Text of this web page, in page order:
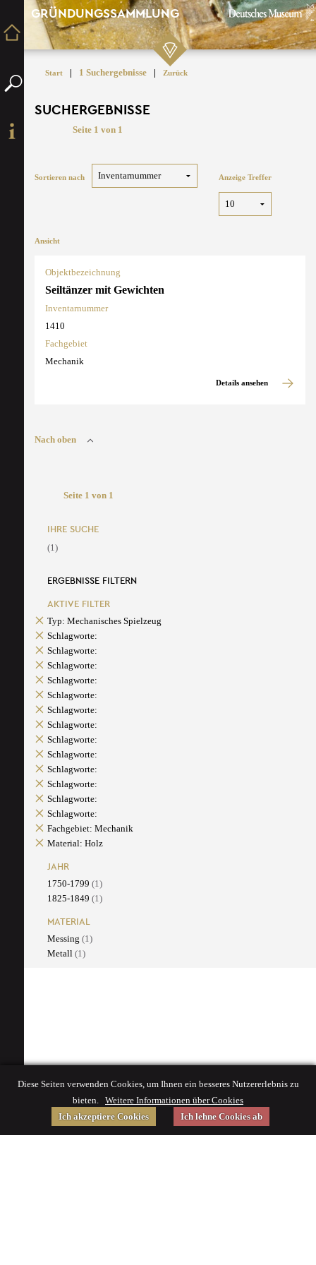
GRÜNDUNGSSAMMLUNG
Start | 1 Suchergebnisse | Zurück
SUCHERGEBNISSE
Seite 1 von 1
Sortieren nach Anzeige Treffer
Ansicht
Objektbezeichnung
Seiltänzer mit Gewichten
Inventarnummer
1410
Fachgebiet
Mechanik
Details ansehen
Nach oben
Seite 1 von 1
IHRE SUCHE
(1)
ERGEBNISSE FILTERN
AKTIVE FILTER
Typ: Mechanisches Spielzeug
Schlagworte:
Schlagworte:
Schlagworte:
Schlagworte:
Schlagworte:
Schlagworte:
Schlagworte:
Schlagworte:
Schlagworte:
Schlagworte:
Schlagworte:
Schlagworte:
Schlagworte:
Fachgebiet: Mechanik
Material: Holz
JAHR
1750-1799 (1)
1825-1849 (1)
MATERIAL
Messing (1)
Metall (1)
Diese Seiten verwenden Cookies, um Ihnen ein besseres Nutzererlebnis zu
bieten. Weitere Informationen über Cookies
Ich akzeptiere Cookies
Ich lehne Cookies ab